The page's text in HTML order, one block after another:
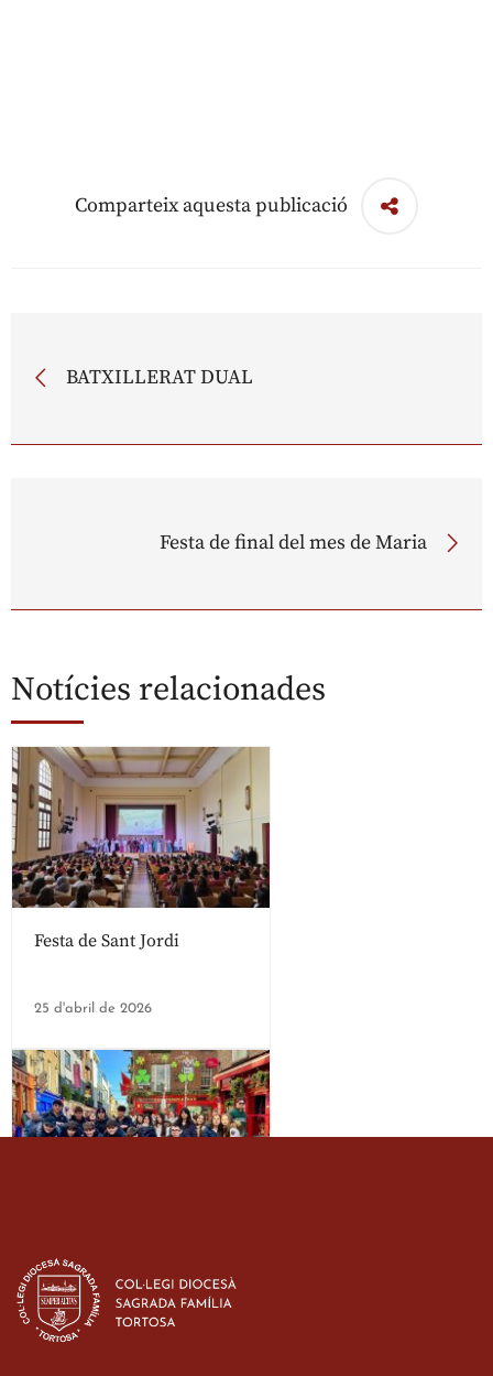
Comparteix aquesta publicació
BATXILLERAT DUAL
Festa de final del mes de Maria
Notícies relacionades
Festa de Sant Jordi
25 d'abril de 2026
d’ESO-BSD a Irlanda
23 de març de 2026